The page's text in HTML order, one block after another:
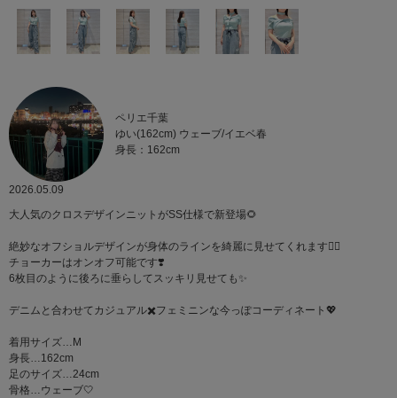
ペリエ千葉
ゆい(162cm) ウェーブ/イエベ春
身長：162cm
2026.05.09
大人気のクロスデザインニットがSS仕様で新登場🌻
絶妙なオフショルデザインが身体のラインを綺麗に見せてくれます🙆‍♀️
チョーカーはオンオフ可能です❣️
6枚目のように後ろに垂らしてスッキリ見せても✨
デニムと合わせてカジュアル✖️フェミニンな今っぽコーディネート💖
着用サイズ…M
身長…162cm
足のサイズ…24cm
骨格…ウェーブ🤍